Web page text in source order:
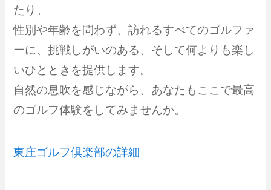
たり。
性別や年齢を問わず、訪れるすべてのゴルファ
ーに、挑戦しがいのある、そして何よりも楽し
いひとときを提供します。
自然の息吹を感じながら、あなたもここで最高
のゴルフ体験をしてみませんか。
東庄ゴルフ倶楽部の詳細